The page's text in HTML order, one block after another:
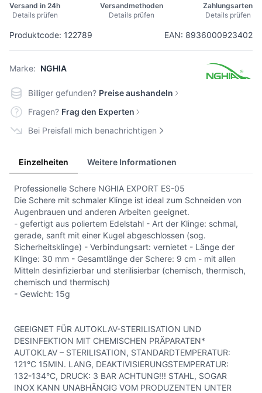
Produktcode: 122789 EAN: 8936000923402
Marke: NGHIA
Versand in 24h
Details prüfen
Versandmethoden
Details prüfen
Zahlungsarten
Details prüfen
Billiger gefunden? Preise aushandeln
Fragen? Frag den Experten
Bei Preisfall mich benachrichtigen
Einzelheiten Weitere Informationen
Professionelle Schere NGHIA EXPORT ES-05
Die Schere mit schmaler Klinge ist ideal zum Schneiden von
Augenbrauen und anderen Arbeiten geeignet.
- gefertigt aus poliertem Edelstahl - Art der Klinge: schmal,
gerade, sanft mit einer Kugel abgeschlossen (sog.
Sicherheitsklinge) - Verbindungsart: vernietet - Länge der
Klinge: 30 mm - Gesamtlänge der Schere: 9 cm - mit allen
Mitteln desinfizierbar und sterilisierbar (chemisch, thermisch,
chemisch und thermisch)
- Gewicht: 15g
GEEIGNET FÜR AUTOKLAV-STERILISATION UND
DESINFEKTION MIT CHEMISCHEN PRÄPARATEN*
AUTOKLAV – STERILISATION, STANDARDTEMPERATUR:
121°C 15MIN. LANG, DEAKTIVISIERUNGSTEMPERATUR:
132-134°C, DRUCK: 3 BAR ACHTUNG!!! STAHL, SOGAR
INOX KANN UNABHÄNGIG VOM PRODUZENTEN UNTER